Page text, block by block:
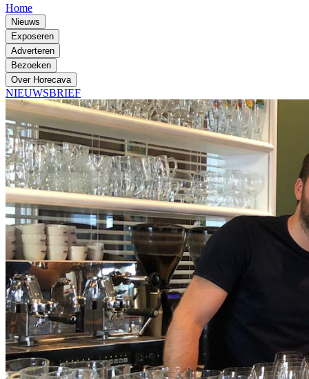
Home
Nieuws
Exposeren
Adverteren
Bezoeken
Over Horecava
NIEUWSBRIEF